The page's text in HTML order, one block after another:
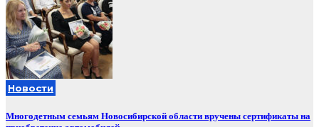
Новости
Многодетным семьям Новосибирской области вручены сертификаты на